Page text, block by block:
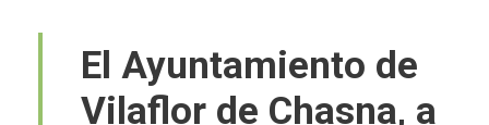
El Ayuntamiento de
Vilaflor de Chasna, a